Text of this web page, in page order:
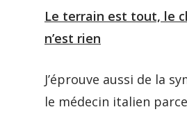
Le terrain est tout, le
n’est rien
J’éprouve aussi de la
le médecin italien